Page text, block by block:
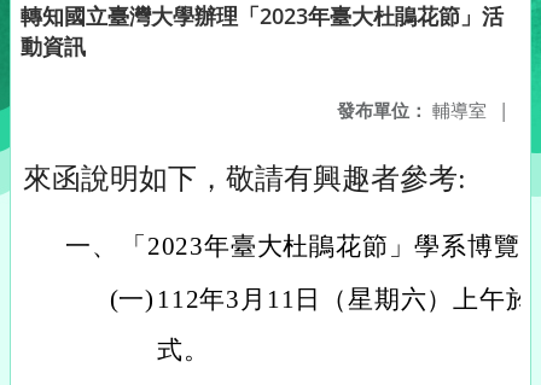
轉知國立臺灣大學辦理「2023年臺大杜鵑花節」活
動資訊
發布單位： 輔導室 |
來函說明如下，敬請有興趣者參考:
一、
「2023年臺大杜鵑花節」學系博覽
(一) 112年3月11日（星期六）上午
式。